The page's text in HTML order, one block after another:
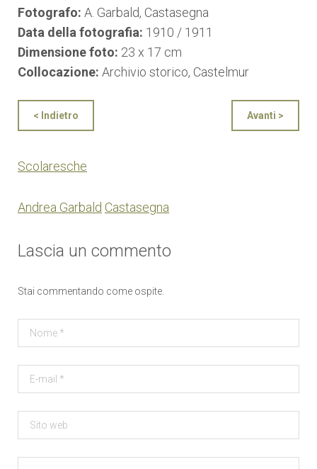
Fotografo: A. Garbald, Castasegna
Data della fotografia: 1910 / 1911
Dimensione foto: 23 x 17 cm
Collocazione: Archivio storico, Castelmur
< Indietro Avanti >
Scolaresche
Andrea Garbald Castasegna
Lascia un commento
Stai commentando come ospite.